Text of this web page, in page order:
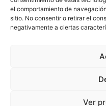
el comportamiento de
sitio. No consentir o retirar el
negativamente a ciertas
Ver
hugo@caes.eu